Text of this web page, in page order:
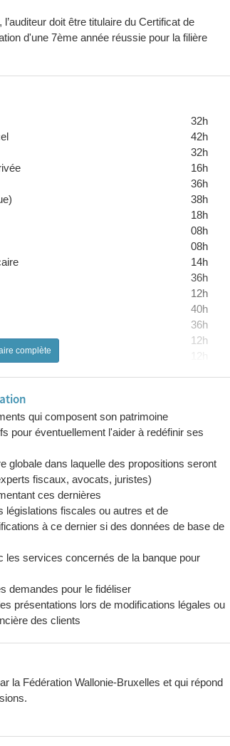
doit être titulaire du Certificat de
32h
42h
32h
16h
36h
38h
18h
08h
08h
14h
36h
12h
40h
36h
12h
08h
complète
qui composent son patrimoine
pour éventuellement l'aider à redéfinir ses
globale dans laquelle des propositions seront
fiscaux, avocats, juristes)
ces dernières
législations fiscales ou autres et de
à ce dernier si des données de base de
les services concernés de la banque pour
demandes pour le fidéliser
présentations lors de modifications légales ou
des clients
la Fédération Wallonie-Bruxelles et qui répond